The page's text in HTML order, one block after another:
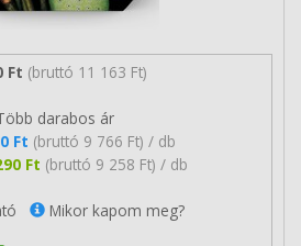
Ft (bruttó 11 163 Ft)
darabos ár
Ft (bruttó 9 766 Ft) / db
Ft (bruttó 9 258 Ft) / db
Mikor kapom meg?